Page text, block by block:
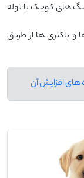
های کوچک یا توله
و باکتری ها از طریق
های افزایش آن